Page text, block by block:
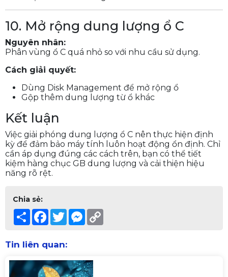
10. Mở rộng dung lượng ổ C
Nguyên nhân:
Phân vùng ổ C quá nhỏ so với nhu cầu sử dụng.
Cách giải quyết:
Dùng Disk Management để mở rộng ổ
Gộp thêm dung lượng từ ổ khác
Kết luận
Việc giải phóng dung lượng ổ C nên thực hiện định
kỳ để đảm bảo máy tính luôn hoạt động ổn định. Chỉ
cần áp dụng đúng các cách trên, bạn có thể tiết
kiệm hàng chục GB dung lượng và cải thiện hiệu
năng rõ rệt.
Chia sẻ:
Share Facebook
TwitterMessenger
Tin liên quan: